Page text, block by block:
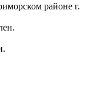
районе г.